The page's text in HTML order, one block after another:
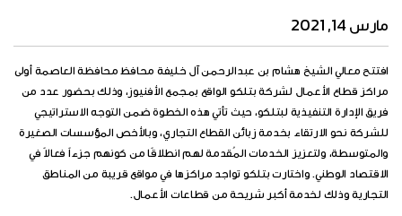
مارس 14, 2021
افتتح معالي الشيخ هشام بن عبدالرحمن آل خليفة محافظ محافظة العاصمة أولى
مراكز قطاع الأعمال لشركة بتلكو الواقع بمجمع الأفنيوز، وذلك بحضور عدد من
فريق الإدارة التنفيذية لبتلكو، حيث تأتي هذه الخطوة ضمن التوجه الاستراتيجي
للشركة نحو الارتقاء بخدمة زبائن القطاع التجاري، وبالأخص المؤسسات الصغيرة
والمتوسطة، ولتعزيز الخدمات المُقدمة لهم انطلاقًا من كونهم جزءاً فعالاً في
الاقتصاد الوطني. واختارت بتلكو تواجد مراكزها في مواقع قريبة من المناطق
التجارية وذلك لخدمة أكبر شريحة من قطاعات الأعمال.